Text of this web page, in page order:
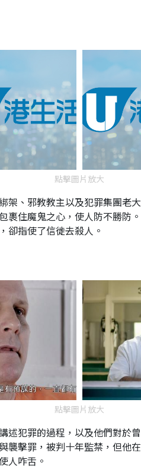
點擊圖片放大
架、邪教教主以及犯罪集團老
裹住魔鬼之心，使人防不勝防
卻指使了信徙去殺人。
點擊圖片放大
述犯罪的過程，以及他們對於
襲擊罪，被判十年監禁，但他
人咋舌。